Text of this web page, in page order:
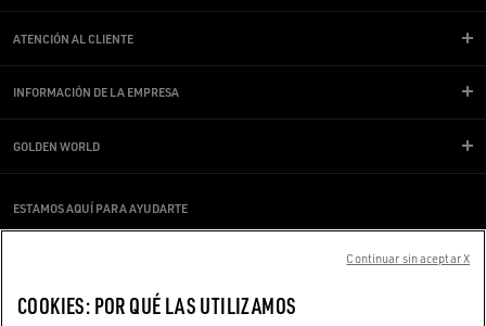
ATENCIÓN AL CLIENTE
INFORMACIÓN DE LA EMPRESA
GOLDEN WORLD
ESTAMOS AQUÍ PARA AYUDARTE
¿Estás usando un lector de pantalla y estás teniendo problemas?
COOKIES: POR QUÉ LAS UTILIZAMOS
Continuar sin aceptar X